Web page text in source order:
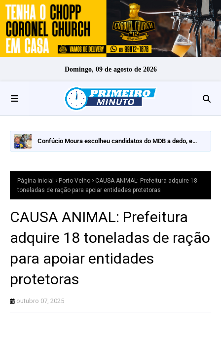
Domingo, 09 de agosto de 2026
Confúcio Moura escolheu candidatos do MDB a dedo, e
Página inicial Porto Velho
CAUSA ANIMAL: Prefeitura adquire 18
toneladas de ração para apoiar entidades protetoras
CAUSA ANIMAL: Prefeitura
adquire 18 toneladas de ração
para apoiar entidades
protetoras
outubro 07, 2025